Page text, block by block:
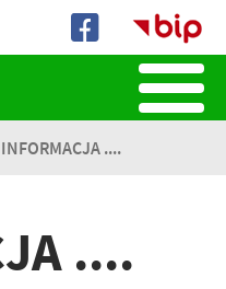
Biuletyn
Informacji
Publicznej
INFORMACJA ....
....